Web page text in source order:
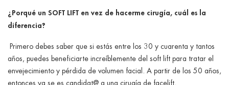
¿Porqué un SOFT LIFT en vez de hacerme cirugía, cuál es la
diferencia?
Primero debes saber que si estás entre los 30 y cuarenta y tantos
años, puedes beneficiarte increíblemente del soft lift para tratar el
envejecimiento y pérdida de volumen facial. A partir de los 50 años,
entonces ya se es candidat@ a una cirugía de facelift.